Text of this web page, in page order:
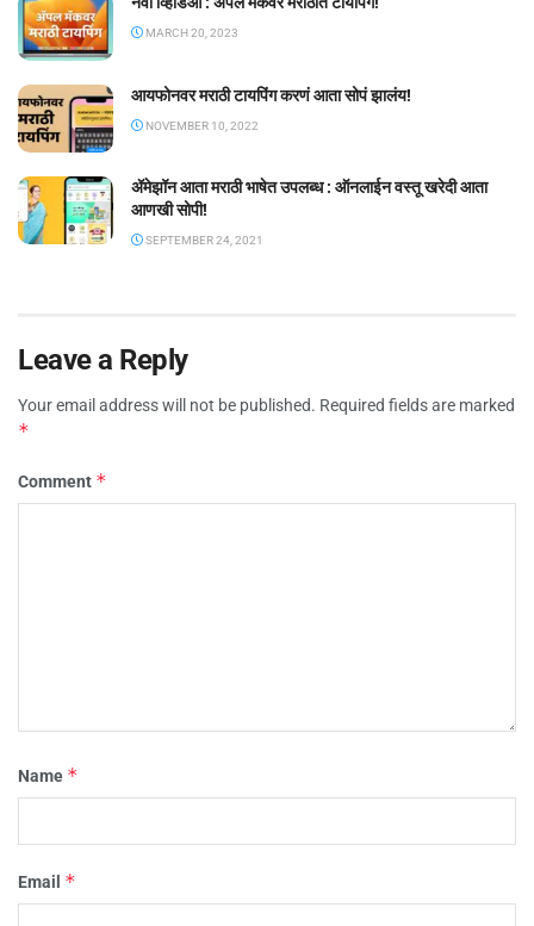
MARCH 20, 2023
आयफोनवर मराठी टायपिंग करणं आता सोपं झालंय!
NOVEMBER 10, 2022
ॲमेझॉन आता मराठी भाषेत उपलब्ध : ऑनलाईन वस्तू खरेदी आता
आणखी सोपी!
SEPTEMBER 24, 2021
Leave a Reply
Your email address will not be published. Required fields are marked
*
Comment *
Name *
Email *